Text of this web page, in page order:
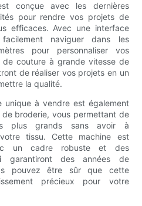
conçue avec les dernières
pour rendre vos projets de
efficaces. Avec une interface
naviguer dans les
pour personnaliser vos
couture à grande vitesse de
de réaliser vos projets en un
la qualité.
à vendre est également
broderie, vous permettant de
plus grands sans avoir à
tissu. Cette machine est
un cadre robuste et des
garantiront des années de
pouvez être sûr que cette
précieux pour votre